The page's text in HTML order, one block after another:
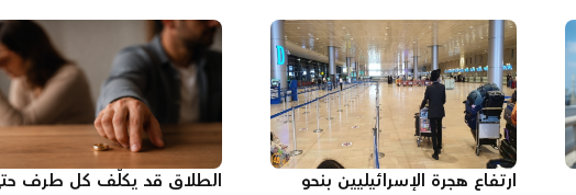
ارتفاع هجرة الإسرائيليين بنحو
الطلاق قد يكلّف كل طرف